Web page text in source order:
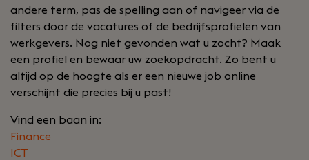
andere term, pas de spelling aan of navigeer via de
filters door de vacatures of de bedrijfsprofielen van
werkgevers. Nog niet gevonden wat u zocht? Maak
een profiel en bewaar uw zoekopdracht. Zo bent u
altijd op de hoogte als er een nieuwe job online
verschijnt die precies bij u past!
Vind een baan in:
Finance
ICT